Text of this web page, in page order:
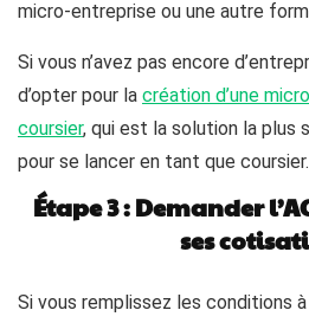
micro-entreprise ou une autre
Si vous n’avez pas encore
d’opter pour la création d’une
coursier, qui est la solution la plus
pour se lancer en tant que coursier.
Étape 3 : Demander
ses
Si vous remplissez les conditions